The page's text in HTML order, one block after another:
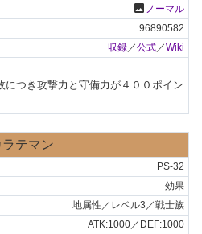
photo ノーマル
96890582
収録／公式／Wiki
につき攻撃力と守備力が４００ポイン
ラテマン
PS-32
効果
地属性／レベル3／戦士族
ATK:1000／DEF:1000